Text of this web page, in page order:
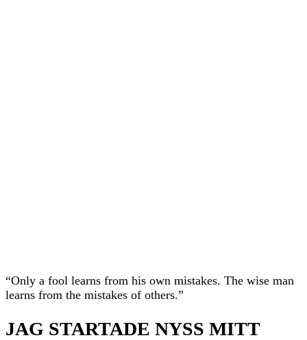
“Only a fool learns from his own mistakes. The wise man
learns from the mistakes of others.”
JAG STARTADE NYSS MITT